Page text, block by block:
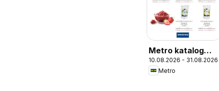
Metro katalog
Spremno za
upotrebu
10.08.2026 - 31.08.2026
Metro